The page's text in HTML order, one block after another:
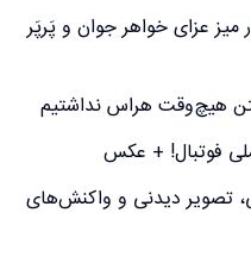
میز عزای خواهر جوان و پَرپَر
هیچ‌وقت هراس نداشتیم
فوتبال! + عکس
تصویر دیدنی و واکنش‌های